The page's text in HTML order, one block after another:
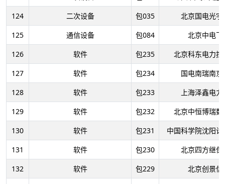
124
二次设备 包035
北京国电光
125
通信设备 包084
北京中电
126
软件 包235
北京科东电力
127
软件 包234
国电南瑞南
128
软件 包233
上海泽鑫电
129
软件 包232
北京中恒博瑞
130
软件 包231
中国科学院沈阳
131
软件 包230
北京四方继
132
软件 包229
北京创景